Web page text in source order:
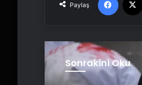
Paylaş
Sonrakini Oku